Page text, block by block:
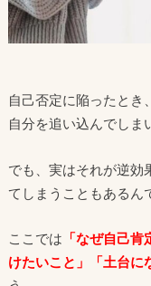
自己否定に陥ったとき
自分を追い込んでしま
でも、実はそれが逆効
てしまうこともあるん
ここでは 「なぜ自己
けたいこと」「土台に